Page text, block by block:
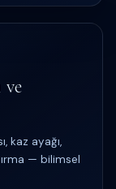
kaz ayağı,
— bilimsel